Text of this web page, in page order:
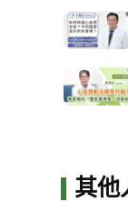
其他